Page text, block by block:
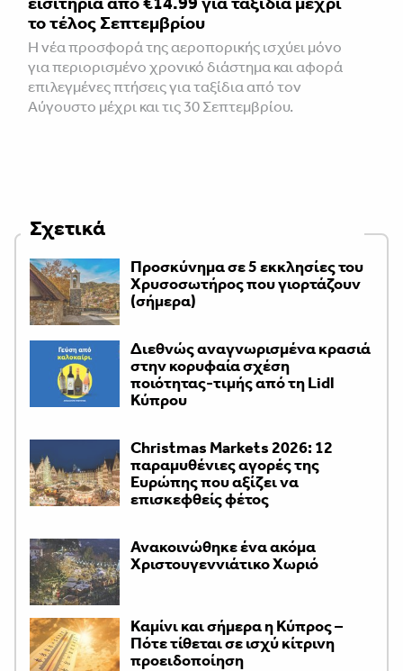
το τέλος Σεπτεμβρίου
Η νέα προσφορά της αεροπορικής ισχύει μόνο
για περιορισμένο χρονικό διάστημα και αφορά
επιλεγμένες πτήσεις για ταξίδια από τον
Αύγουστο μέχρι και τις 30 Σεπτεμβρίου.
Σχετικά
Προσκύνημα σε 5 εκκλησίες του
Χρυσοσωτήρος που γιορτάζουν
(σήμερα)
Διεθνώς αναγνωρισμένα κρασιά
στην κορυφαία σχέση
ποιότητας-τιμής από τη Lidl
Κύπρου
Christmas Markets 2026: 12
παραμυθένιες αγορές της
Ευρώπης που αξίζει να
επισκεφθείς φέτος
Ανακοινώθηκε ένα ακόμα
Χριστουγεννιάτικο Χωριό
Καμίνι και σήμερα η Κύπρος –
Πότε τίθεται σε ισχύ κίτρινη
προειδοποίηση